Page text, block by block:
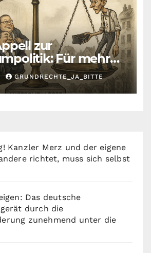
zur
Für mehr
Mietern,
und Gesetzgeber
GRUNDRECHTE_JA_BITTE
Kanzler Merz und der eigene
richtet, muss sich selbst
Das deutsche
durch die
zunehmend unter die